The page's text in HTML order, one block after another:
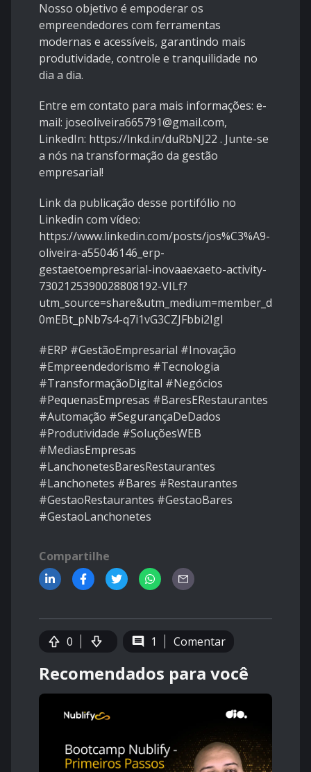
Nosso objetivo é empoderar os
empreendedores com ferramentas
modernas e acessíveis, garantindo mais
produtividade, controle e tranquilidade no
dia a dia.
Entre em contato para mais informações: e-
mail: joseoliveira665791@gmail.com,
LinkedIn: https://lnkd.in/duRbNJ22 . Junte-se
a nós na transformação da gestão
empresarial!
Link da publicação desse portifólio no
Linkedin com vídeo:
https://www.linkedin.com/posts/jos%C3%A9-
oliveira-a55046146_erp-
gestaetoempresarial-inovaaexaeto-activity-
7302125390028808192-VILf?
0mEBt_pNb7s4-q7i1vG3CZJFbbi2IgI
#ERP #GestãoEmpresarial #Inovação
#Empreendedorismo #Tecnologia
#TransformaçãoDigital #Negócios
#PequenasEmpresas #BaresERestaurantes
#Automação #SegurançaDeDados
#Produtividade #SoluçõesWEB
#MediasEmpresas
#LanchonetesBaresRestaurantes
#Lanchonetes #Bares #Restaurantes
#GestaoRestaurantes #GestaoBares
#GestaoLanchonetes
Compartilhe
0 1 Comentar
Recomendados para você